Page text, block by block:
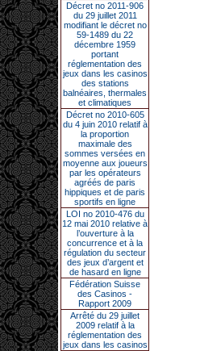
Décret no 2011-906
du 29 juillet 2011
modifiant le décret no
59-1489 du 22
décembre 1959
portant
réglementation des
jeux dans les casinos
des stations
balnéaires, thermales
et climatiques
Décret no 2010-605
du 4 juin 2010 relatif à
la proportion
maximale des
sommes versées en
moyenne aux joueurs
par les opérateurs
agréés de paris
hippiques et de paris
sportifs en ligne
LOI no 2010-476 du
12 mai 2010 relative à
l’ouverture à la
concurrence et à la
régulation du secteur
des jeux d’argent et
de hasard en ligne
Fédération Suisse
des Casinos -
Rapport 2009
Arrêté du 29 juillet
2009 relatif à la
réglementation des
jeux dans les casinos